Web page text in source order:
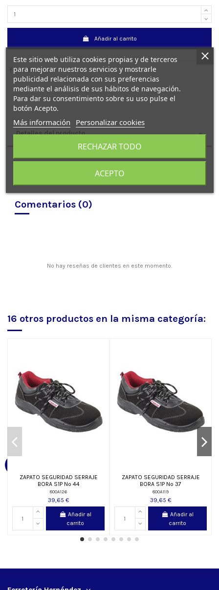
Añadir al carrito
Detalles del producto
Comentarios (0)
No hay reseñas de clientes en este momento.
16 otros productos en la misma categoría:
ZAPATO SEGURIDAD SERRAJE
BORA S1P Nº 44
800A126
39,65 €
Añadir al
carrito
ZAPATO SEGURIDAD SERRAJE
BORA S1P Nº 37
800A119
39,65 €
Añadir al
carrito
Este sitio web utiliza cookies propias y de terceros
para mejorar nuestros servicios y mostrarle
publicidad relacionada con sus preferencias
mediante el análisis de sus hábitos de navegación.
Para dar su consentimiento sobre su uso pulse el
botón Acepto.
Más información Personalizar cookies
RECHAZAR TODO
ACEPTO